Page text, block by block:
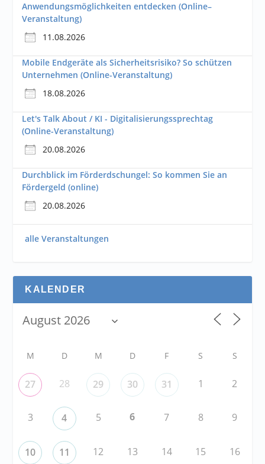
Anwendungsmöglichkeiten entdecken (Online–
Veranstaltung)
11.08.2026
Mobile Endgeräte als Sicherheitsrisiko? So schützen
Unternehmen (Online-Veranstaltung)
18.08.2026
Let's Talk About / KI - Digitalisierungssprechtag
(Online-Veranstaltung)
20.08.2026
Durchblick im Förderdschungel: So kommen Sie an
Fördergeld (online)
20.08.2026
alle Veranstaltungen
KALENDER
M D M D F S S
27 28 29 30 31 1 2
3 4 5 6 7 8 9
10 11 12 13 14 15 16